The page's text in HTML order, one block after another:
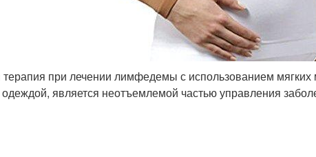
при лечении лимфедемы с использованием
является неотъемлемой частью управления